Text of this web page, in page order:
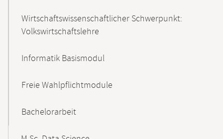
Wirtschaftswissenschaftlicher Schwerpunkt:
Volkswirtschaftslehre
Informatik Basismodul
Freie Wahlpflichtmodule
Bachelorarbeit